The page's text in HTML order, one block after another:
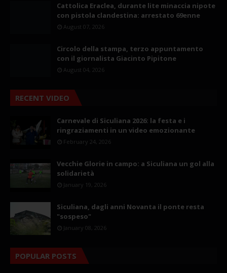
Cattolica Eraclea, durante lite minaccia nipote
con pistola clandestina: arrestato 69enne
August 07, 2026
Circolo della stampa, terzo appuntamento
con il giornalista Giacinto Pipitone
August 04, 2026
RECENT VIDEO
Carnevale di Siculiana 2026: la festa e i
ringraziamenti in un video emozionante
February 24, 2026
Vecchie Glorie in campo: a Siculiana un gol alla
solidarietà
January 19, 2026
Siculiana, dagli anni Novanta il ponte resta
"sospeso"
January 08, 2026
POPULAR POSTS